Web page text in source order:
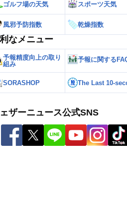
ゴルフ場の天気 スポーツ天気
風邪予防指数 乾燥指数
なメニュー
予報精度向上の取り
組み
予報に関する
SORASHOP The Last 10-
ザーニュース公式SNS